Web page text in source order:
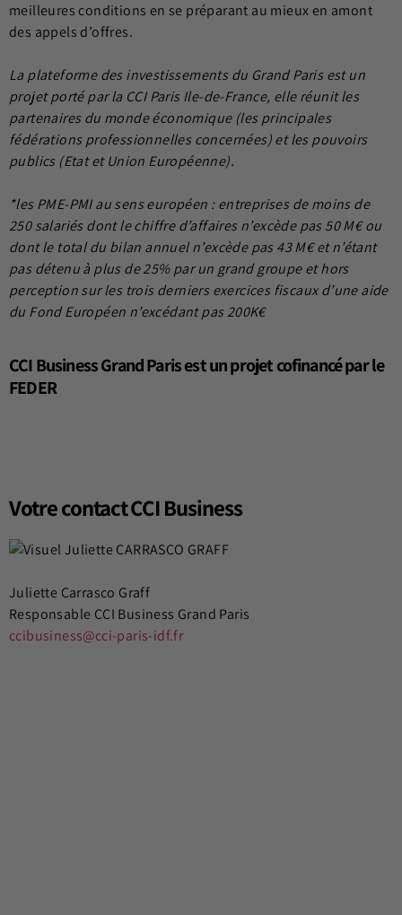
meilleures conditions en se préparant au mieux en amont
des appels d’offres.
La plateforme des investissements du Grand Paris est un
projet porté par la CCI Paris Ile-de-France, elle réunit les
partenaires du monde économique (les principales
fédérations professionnelles concernées) et les pouvoirs
publics (Etat et Union Européenne).
*les PME-PMI au sens européen : entreprises de moins de
250 salariés dont le chiffre d’affaires n’excède pas 50 M€ ou
dont le total du bilan annuel n’excède pas 43 M€ et n’étant
pas détenu à plus de 25% par un grand groupe et hors
perception sur les trois derniers exercices fiscaux d’une aide
du Fond Européen n’excédant pas 200K€
CCI Business Grand Paris est un projet cofinancé par le
FEDER
Votre contact CCI Business
Juliette Carrasco Graff
Responsable CCI Business Grand Paris
ccibusiness@cci-paris-idf.fr